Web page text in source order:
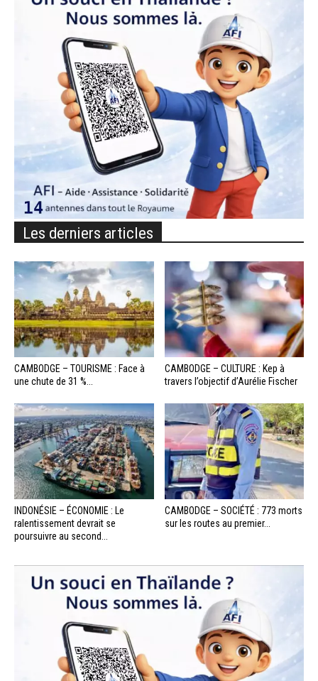
Les derniers articles
CAMBODGE – TOURISME : Face à
une chute de 31 %...
CAMBODGE – CULTURE : Kep à
travers l’objectif d’Aurélie Fischer
INDONÉSIE – ÉCONOMIE : Le
ralentissement devrait se
poursuivre au second...
CAMBODGE – SOCIÉTÉ : 773 morts
sur les routes au premier...